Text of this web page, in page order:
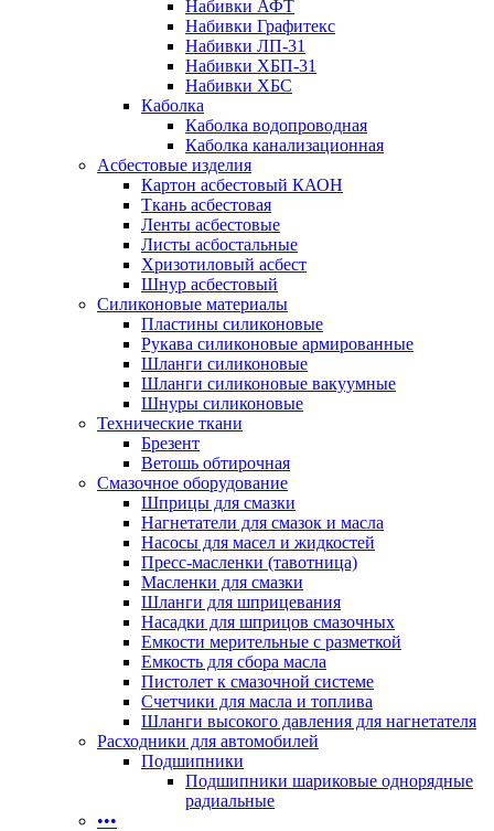
Набивки АФТ
Набивки Графитекс
Набивки ЛП-31
Набивки ХБП-31
Набивки ХБС
Каболка
Каболка водопроводная
Каболка канализационная
Асбестовые изделия
Картон асбестовый КАОН
Ткань асбестовая
Ленты асбестовые
Листы асбостальные
Хризотиловый асбеcт
Шнур асбестовый
Силиконовые материалы
Пластины силиконовые
Рукава силиконовые армированные
Шланги силиконовые
Шланги силиконовые вакуумные
Шнуры силиконовые
Технические ткани
Брезент
Ветошь обтирочная
Смазочное оборудование
Шприцы для смазки
Нагнетатели для смазок и масла
Насосы для масел и жидкостей
Пресс-масленки (тавотница)
Масленки для смазки
Шланги для шприцевания
Насадки для шприцов смазочных
Емкости мерительные с разметкой
Емкость для сбора масла
Пистолет к смазочной системе
Счетчики для масла и топлива
Шланги высокого давления для нагнетателя
Расходники для автомобилей
Подшипники
Подшипники шариковые однорядные
радиальные
•••